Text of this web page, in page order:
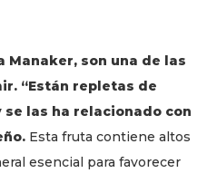
Manaker, son una de las
“Están repletas de
las ha relacionado con
Esta fruta contiene altos
esencial para favorecer